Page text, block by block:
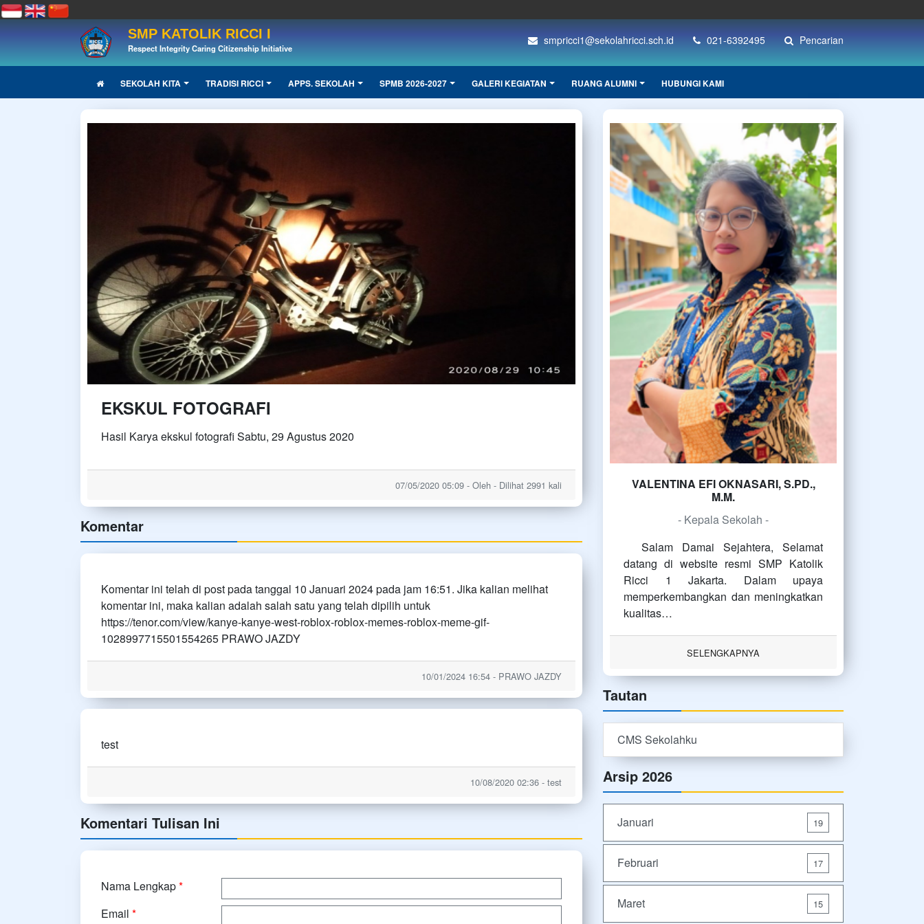
SMP KATOLIK RICCI I
Respect Integrity Caring Citizenship Initiative
smpricci1@sekolahricci.sch.id 021-6392495 Pencarian
SEKOLAH KITA TRADISI RICCI APPS. SEKOLAH SPMB 2026-2027 GALERI KEGIATAN RUANG ALUMNI HUBUNGI KAMI
EKSKUL FOTOGRAFI
Hasil Karya ekskul fotografi Sabtu, 29 Agustus 2020
07/05/2020 05:09 - Oleh - Dilihat 2991 kali
Komentar
Komentar ini telah di post pada tanggal 10 Januari 2024 pada jam 16:51. Jika kalian melihat
komentar ini, maka kalian adalah salah satu yang telah dipilih untuk
https://tenor.com/view/kanye-kanye-west-roblox-roblox-memes-roblox-meme-gif-
1028997715501554265 PRAWO JAZDY
10/01/2024 16:54 - PRAWO JAZDY
test
10/08/2020 02:36 - test
Komentari Tulisan Ini
Nama Lengkap*
Email *
VALENTINA EFI OKNASARI, S.PD.,
M.M.
- Kepala Sekolah -
Salam Damai Sejahtera, Selamat
datang di website resmi SMP Katolik
Ricci 1 Jakarta. Dalam upaya
memperkembangkan dan meningkatkan
kualitas…
SELENGKAPNYA
Tautan
CMS Sekolahku
Arsip 2026
Januari 19
Februari 17
Maret 15